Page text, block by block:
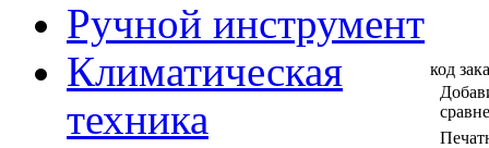
Ручной инструмент
Климатическая
техника
код